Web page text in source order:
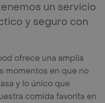
un servicio
y seguro con
ofrece una amplia
momentos en que no
y lo único que
comida favorita en